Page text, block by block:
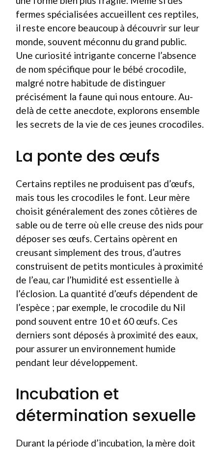
fermes spécialisées accueillent ces reptiles,
il reste encore beaucoup à découvrir sur leur
monde, souvent méconnu du grand public.
Une curiosité intrigante concerne l’absence
de nom spécifique pour le bébé crocodile,
malgré notre habitude de distinguer
précisément la faune qui nous entoure. Au-
delà de cette anecdote, explorons ensemble
les secrets de la vie de ces jeunes crocodiles.
La ponte des œufs
Certains reptiles ne produisent pas d’œufs,
mais tous les crocodiles le font. Leur mère
choisit généralement des zones côtières de
sable ou de terre où elle creuse des nids pour
déposer ses œufs. Certains opèrent en
creusant simplement des trous, d’autres
construisent de petits monticules à proximité
de l’eau, car l’humidité est essentielle à
l’éclosion. La quantité d’œufs dépendent de
l’espèce ; par exemple, le crocodile du Nil
pond souvent entre 10 et 60 œufs. Ces
derniers sont déposés à proximité des eaux,
pour assurer un environnement humide
pendant leur développement.
Incubation et
détermination sexuelle
Durant la période d’incubation, la mère doit